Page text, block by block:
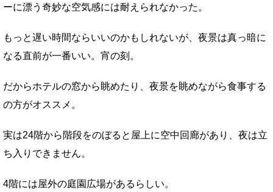
ーに漂う奇妙な空気感には耐えられなかった。
もっと遅い時間ならいいのかもしれないが、夜景は真っ暗に
なる直前が一番いい。宵の刻。
だからホテルの窓から眺めたり、夜景を眺めながら食事する
の方がオススメ。
実は24階から階段をのぼると屋上に空中回廊があり、夜は立
ち入りできません。
4階には屋外の庭園広場があるらしい。